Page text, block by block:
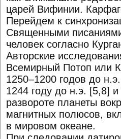
царей Вифинии.
Перейдем к
Священными
человек согласно
Авторские
Всемирный Потоп или
1250–1200 годов до
1244 году до н.э. [5,8]
развороте планеты
магнитных полюсов,
в мировом океане.